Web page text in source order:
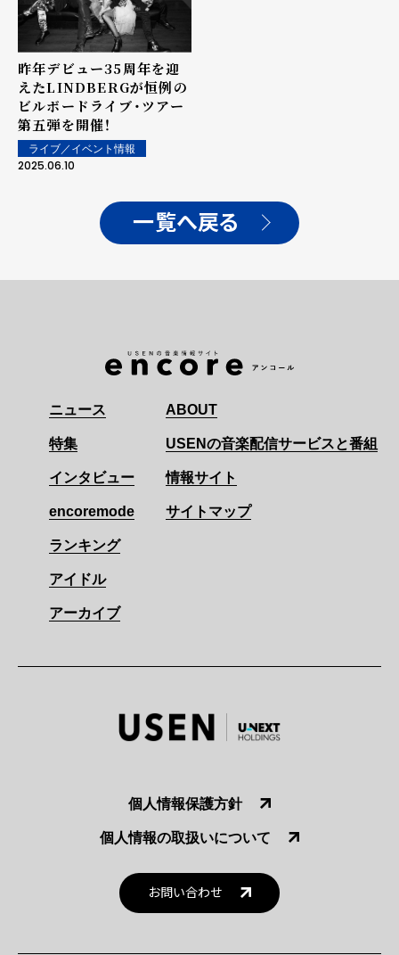
昨年デビュー35周年を迎
えたLINDBERGが恒例の
ビルボードライブ・ツアー
第五弾を開催！
ライブ／イベント情報
2025.06.10
一覧へ戻る
ニュース
特集
インタビュー
encoremode
ランキング
アイドル
アーカイブ
ABOUT
USENの音楽配信サービスと番組
情報サイト
サイトマップ
個人情報保護方針
個人情報の取扱いについて
お問い合わせ